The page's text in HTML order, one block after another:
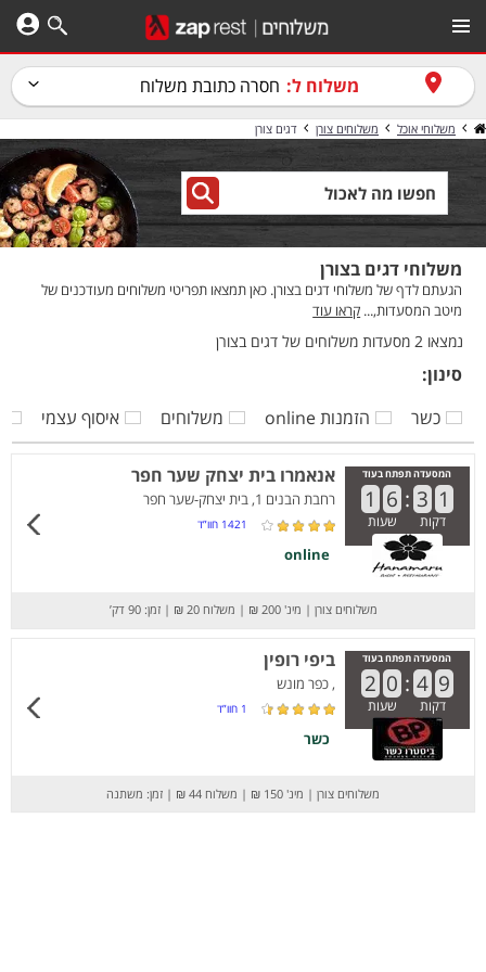
משלוח ל: חסרה כתובת משלוח
משלוחי אוכל משלוחים צורן דגים צורן
משלוחי דגים בצורן
הגעתם לדף של משלוחי דגים בצורן. כאן תמצאו תפריטי משלוחים מעודכנים של
מיטב המסעדות,... קראו עוד
נמצאו 2 מסעדות משלוחים של דגים בצורן
סינון:
כשר
הזמנות online משלוחים איסוף עצמי
המסעדה תפתח בעוד
1 6 : 3 1
דקות שעות
אנאמרו בית יצחק שער חפר
רחבת הבנים 1, בית יצחק-שער חפר
1421 חוו”ד
online
משלוחים צורן | מינ' 200 ₪ | משלוח 20 ₪ | זמן: 90 דק’
המסעדה תפתח בעוד
2 0 : 4 9
דקות שעות
ביפי רופין
, כפר מונש
1 חוו”ד
כשר
משלוחים צורן | מינ' 150 ₪ | משלוח 44 ₪ | זמן: משתנה